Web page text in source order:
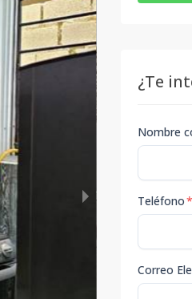
¿Te
Nombre
Teléfono*
Correo